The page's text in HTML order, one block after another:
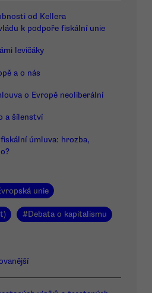
od Kellera
k podpoře fiskální unie
levičáky
a o nás
o Evropě neoliberální
a šílenství
úmluva: hrozba,
unie
#Debata o kapitalismu